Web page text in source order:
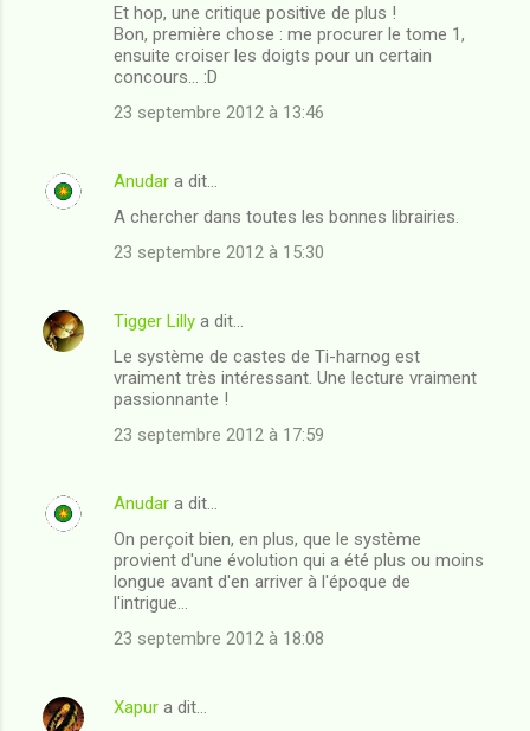
Et hop, une critique positive de plus !
Bon, première chose : me procurer le tome 1,
ensuite croiser les doigts pour un certain
concours... :D
23 septembre 2012 à 13:46
Anudar a dit…
A chercher dans toutes les bonnes librairies.
23 septembre 2012 à 15:30
Tigger Lilly a dit…
Le système de castes de Ti-harnog est
vraiment très intéressant. Une lecture vraiment
passionnante !
23 septembre 2012 à 17:59
Anudar a dit…
On perçoit bien, en plus, que le système
provient d'une évolution qui a été plus ou moins
longue avant d'en arriver à l'époque de
l'intrigue...
23 septembre 2012 à 18:08
Xapur a dit…